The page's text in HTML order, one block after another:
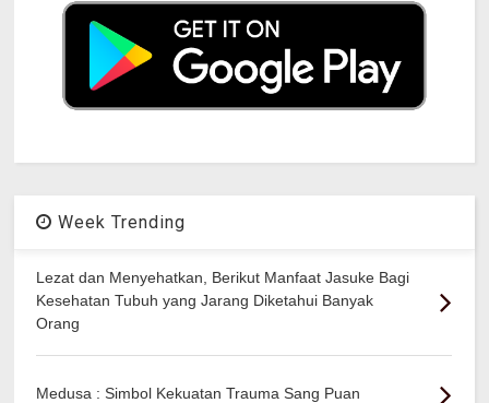
Week Trending
Lezat dan Menyehatkan, Berikut Manfaat Jasuke Bagi
Kesehatan Tubuh yang Jarang Diketahui Banyak
Orang
Medusa : Simbol Kekuatan Trauma Sang Puan